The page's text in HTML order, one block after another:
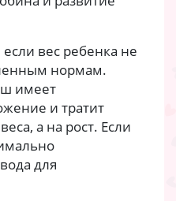
вес ребенка не
нормам.
имеет
и тратит
а на рост. Если
для